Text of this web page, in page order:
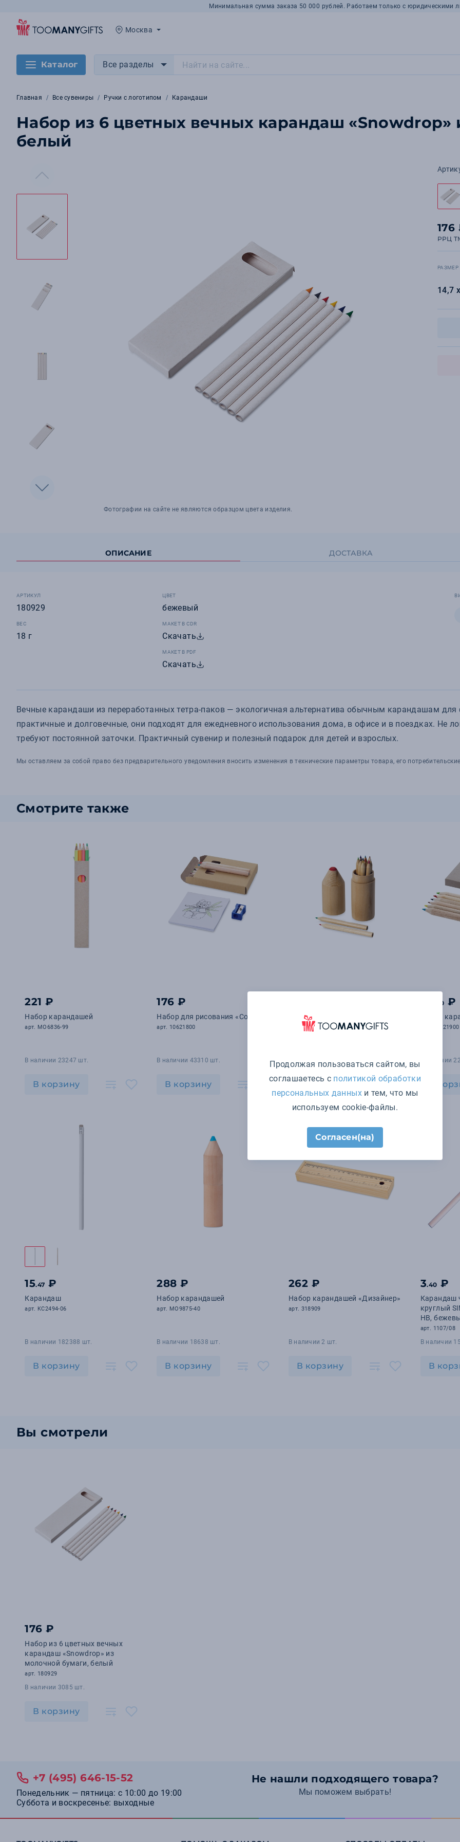
Минимальная сумма заказа 50 000 рублей. Работаем только с юридическими
Москва
Каталог Все разделы
Главная Все сувениры Ручки с логотипом Карандаши
Набор из 6 цветных вечных карандаш «Snowdrop»
белый
Фотографии на сайте не являются образцом цвета изделия.
176
РРЦ
РАЗМЕР
14,7
ОПИСАНИЕ ДОСТАВКА
АРТИКУЛ
180929
ВЕС
18 г
ЦВЕТ
бежевый
МАКЕТ В CDR
Скачать
МАКЕТ В PDF
Скачать
Вечные карандаши из переработанных тетра-паков — экологичная альтернатива обычным карандашам
практичные и долговечные, они подходят для ежедневного использования дома, в офисе и в поездках. Не
требуют постоянной заточки. Практичный сувенир и полезный подарок для детей и взрослых.
Мы оставляем за собой право без предварительного уведомления вносить изменения в технические параметры товара, его
Смотрите также
221 ₽
Набор карандашей
арт. MO6836-99
В наличии 23247 шт.
В корзину
176 ₽
Набор для рисования «Cole»
арт. 10621800
В наличии 43310 шт.
В корзину
Набор из 12 карандашей
«Drawing»
В корзину
.90 ₽
Набор
арт. 10621900
В наличии
В
15.47 ₽
Карандаш
арт. KC2494-06
В наличии 182388 шт.
В корзину
288 ₽
Набор карандашей
арт. MO9875-40
В наличии 18638 шт.
В корзину
262 ₽
Набор карандашей «Дизайнер»
арт. 318909
В наличии 2 шт.
В корзину
3.40 ₽
Карандаш
круглый
HB,
(бежевый,
арт. 1107/08
В наличии
В
Вы смотрели
176 ₽
Набор из 6 цветных вечных
карандаш «Snowdrop» из
молочной бумаги, белый
арт. 180929
В наличии 3085 шт.
В корзину
Не нашли подходящего товара?
Мы поможем выбрать!
+7 (495) 646-15-52
Понедельник — пятница: с 10:00 до 19:00
Суббота и воскресенье: выходные
Продолжая пользоваться сайтом, вы
соглашаетесь с политикой обработки
персональных данныхи тем, что мы
используем cookie-файлы.
Согласен(на)